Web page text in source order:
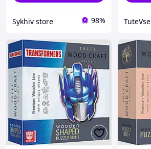
Sykhiv store 98% TuteVse